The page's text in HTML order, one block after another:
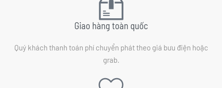
Giao hàng toàn quốc
Quý khách thanh toán phí chuyển phát theo giá bưu điện hoặc
grab.